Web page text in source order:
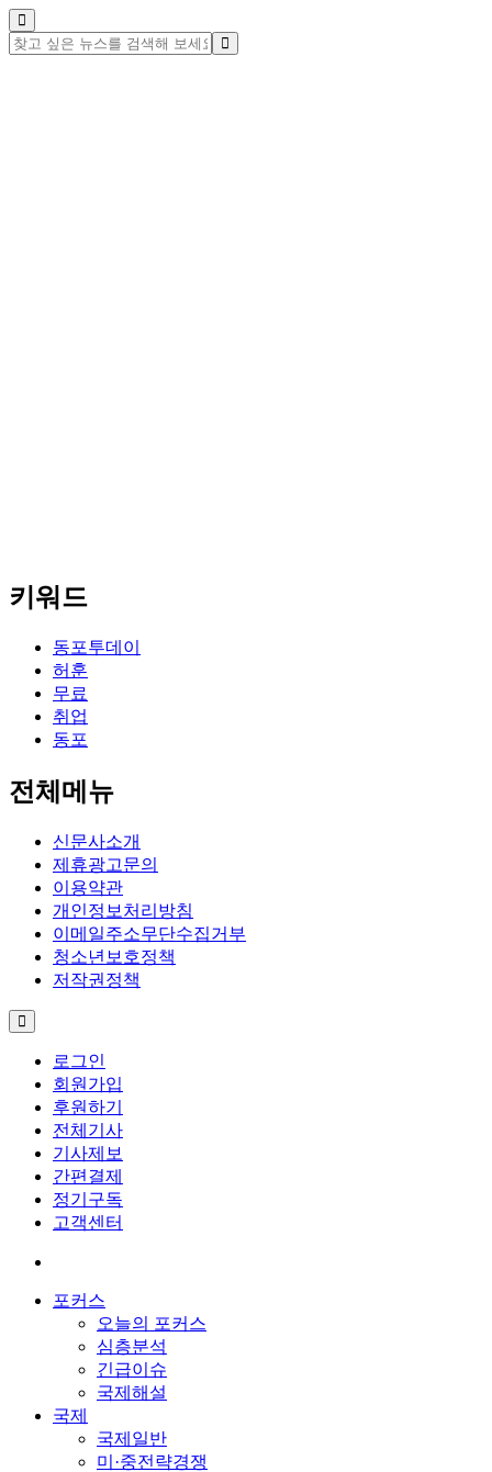
키워드
동포투데이
허훈
무료
취업
동포
전체메뉴
신문사소개
제휴광고문의
이용약관
개인정보처리방침
이메일주소무단수집거부
청소년보호정책
저작권정책
로그인
회원가입
후원하기
전체기사
기사제보
간편결제
정기구독
고객센터
포커스
오늘의 포커스
심층분석
긴급이슈
국제해설
국제
국제일반
미·중전략경쟁